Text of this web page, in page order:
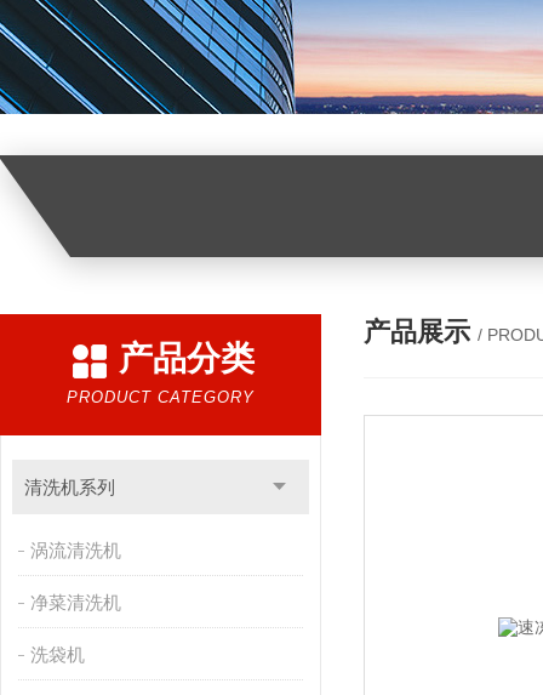
产品分类
PRODUCT CATEGORY
清洗机系列
涡流清洗机
净菜清洗机
洗袋机
产品展示 /